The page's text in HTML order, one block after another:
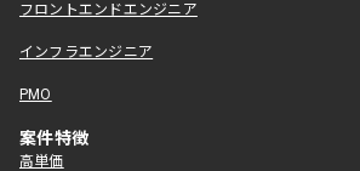
フロントエンドエンジニア
インフラエンジニア
PMO
案件特徴
高単価